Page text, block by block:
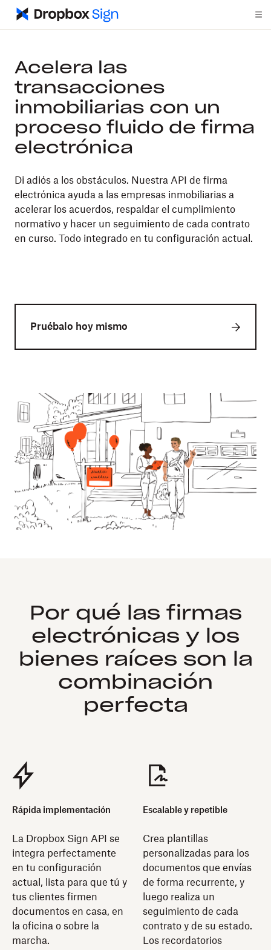
Acelera las
transacciones
inmobiliarias con un
proceso fluido de firma
electrónica
Di adiós a los obstáculos. Nuestra API de firma
electrónica ayuda a las empresas inmobiliarias a
acelerar los acuerdos, respaldar el cumplimiento
normativo y hacer un seguimiento de cada contrato
en curso. Todo integrado en tu configuración actual.
Pruébalo hoy mismo
Por qué las firmas
electrónicas y los
bienes raíces son la
combinación
perfecta
Rápida implementación
La Dropbox Sign API se
integra perfectamente
en tu configuración
actual, lista para que tú y
tus clientes firmen
documentos en casa, en
la oficina o sobre la
marcha.
Escalable y repetible
Crea plantillas
personalizadas para los
documentos que envías
de forma recurrente, y
luego realiza un
seguimiento de cada
contrato y de su estado.
Los recordatorios